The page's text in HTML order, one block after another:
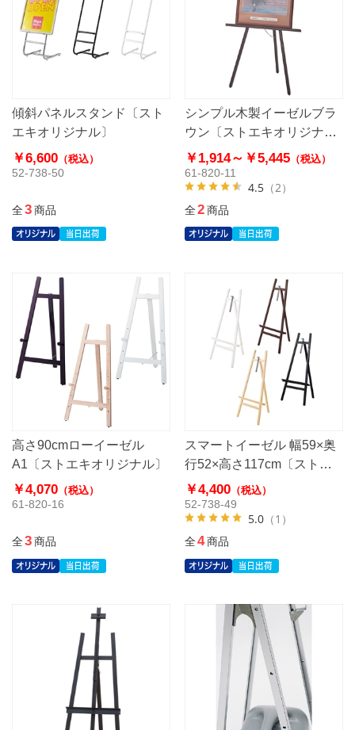
傾斜パネルスタンド〔スト
エキオリジナル〕
￥6,600 （税込）
52-738-50
全3商品
シンプル木製イーゼルブラ
ウン〔ストエキオリジナ
ル〕
￥1,914～ ￥5,445（税込）
61-820-11
4.5（2）
全2商品
高さ90cmローイーゼル
A1〔ストエキオリジナル〕
￥4,070 （税込）
61-820-16
全3商品
スマートイーゼル 幅59×奥
行52×高さ117cm〔ストエ
キオリジナル〕
￥4,400（税込）
52-738-49
5.0（1）
全4商品